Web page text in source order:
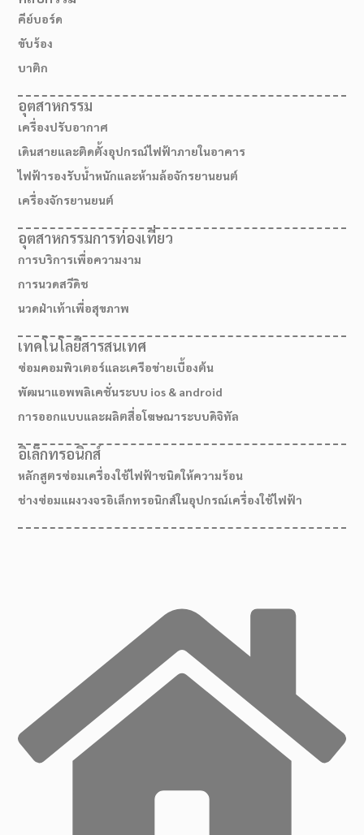
เส้นทางมาโรงเรียน
คีย์บอร์ด
ขับร้อง
บาติก
อุตสาหกรรม
เครื่องปรับอากาศ
เดินสายและติดตั้งอุปกรณ์ไฟฟ้าภายในอาคาร
ไฟฟ้ารองรับน้ำหนักและห้ามล้อจักรยานยนต์
เครื่องจักรยานยนต์
อุตสาหกรรมการท่องเที่ยว
การบริการเพื่อความงาม
การนวดสวีดิช
นวดฝ่าเท้าเพื่อสุขภาพ
เทคโนโลยีสารสนเทศ
ซ่อมคอมพิวเตอร์และเครือข่ายเบื้องต้น
พัฒนาแอพพลิเคชั่นระบบ ios & android
การออกแบบและผลิตสื่อโฆษณาระบบดิจิทัล
อิเล็กทรอนิกส์
หลักสูตรซ่อมเครื่องใช้ไฟฟ้าชนิดให้ความร้อน
ช่างซ่อมแผงวงจรอิเล็กทรอนิกส์ในอุปกรณ์เครื่องใช้ไฟฟ้า